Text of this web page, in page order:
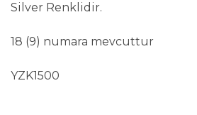
Silver Renklidir.
18 (9) numara mevcuttur
YZK1500